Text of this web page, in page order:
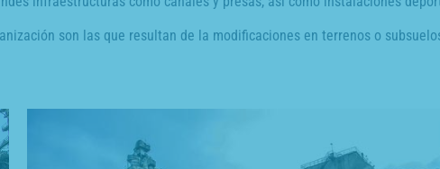
son las que resultan de la modificaciones en terrenos o